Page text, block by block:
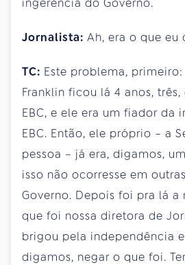
Jornalista: Ah, era o que eu
TC: Este problema,
Franklin ficou lá 4 anos,
EBC, e ele era um fiador da
EBC. Então, ele próprio – a
pessoa – já era, digamos,
isso não ocorresse em
Governo. Depois foi pra lá a
que foi nossa diretora de
brigou pela independência
digamos, negar o que foi.